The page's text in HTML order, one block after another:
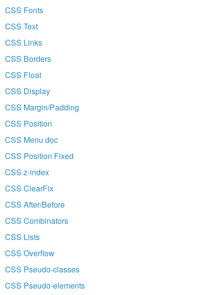
CSS Fonts
CSS Text
CSS Links
CSS Borders
CSS Float
CSS Display
CSS Margin/Padding
CSS Position
CSS Menu dọc
CSS Position Fixed
CSS z-index
CSS ClearFix
CSS After/Before
CSS Combinators
CSS Lists
CSS Overflow
CSS Pseudo-classes
CSS Pseudo-elements